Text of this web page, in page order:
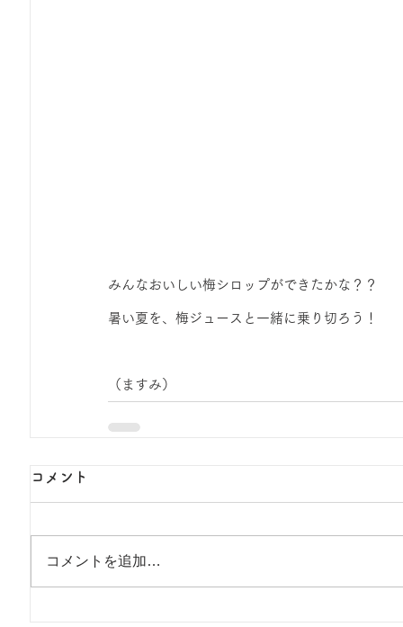
みんなおいしい梅シロップができたかな？？
暑い夏を、梅ジュースと一緒に乗り切ろう！
（ますみ）
コメント
コメントを追加…